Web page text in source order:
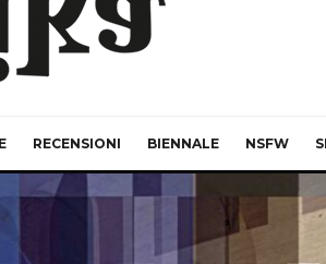
RECENSIONI BIENNALE NSFW